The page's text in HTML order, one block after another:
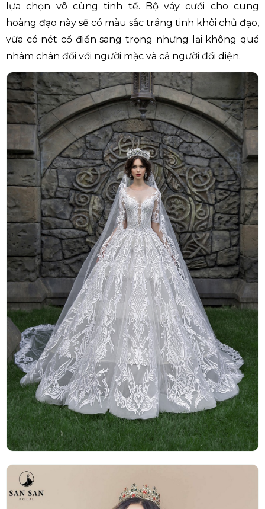
lựa chọn vô cùng tinh tế. Bộ váy cưới cho cung
hoàng đạo này sẽ có màu sắc trắng tinh khôi chủ đạo,
vừa có nét cổ điển sang trọng nhưng lại không quá
nhàm chán đối với người mặc và cả người đối diện.